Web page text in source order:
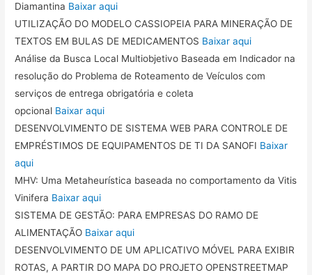
Diamantina Baixar aqui
UTILIZAÇÃO DO MODELO CASSIOPEIA PARA MINERAÇÃO DE
TEXTOS EM BULAS DE MEDICAMENTOS Baixar aqui
Análise da Busca Local Multiobjetivo Baseada em Indicador na
resolução do Problema de Roteamento de Veículos com
serviços de entrega obrigatória e coleta
opcional Baixar aqui
DESENVOLVIMENTO DE SISTEMA WEB PARA CONTROLE DE
EMPRÉSTIMOS DE EQUIPAMENTOS DE TI DA SANOFI Baixar
aqui
MHV: Uma Metaheurística baseada no comportamento da Vitis
Vinifera Baixar aqui
SISTEMA DE GESTÃO: PARA EMPRESAS DO RAMO DE
ALIMENTAÇÃO Baixar aqui
DESENVOLVIMENTO DE UM APLICATIVO MÓVEL PARA EXIBIR
ROTAS, A PARTIR DO MAPA DO PROJETO OPENSTREETMAP